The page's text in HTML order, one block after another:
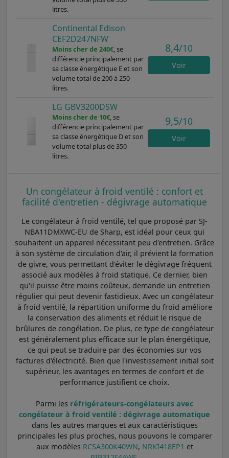
litres.
Continental Edison
CEF2D247NFW
Moins cher de 240€, se
différencie principalement par
sa classe énergétique E et son
volume total de 200 à 250
litres.
8,4/10
Voir
LG GBV3200DSW
Moins cher de 10€, se
différencie principalement par
sa classe énergétique D et son
volume total plus de 350
litres.
9,5/10
Voir
Un congélateur à froid ventilé : confort et
facilité d'entretien - dégivrage automatique
Le congélateur à froid ventilé, tel que proposé par SJ-
NBA11DMXWC-EU de Sharp, est idéal pour ceux qui
souhaitent un appareil nécessitant peu d'entretien. Grâce
à son système de circulation d'air, il prévient la formation
de givre, vous permettant d'éviter le dégivrage fréquent
associé aux modèles à froid statique. Ce dernier, bien
qu'il puisse être moins coûteux, demande un entretien
régulier qui peut devenir fastidieux. Avec un congélateur
à froid ventilé, la répartition uniforme du froid améliore
la conservation des aliments et réduit le risque de
brûlures de congélation. De plus, ce type de congélateur
est généralement plus efficace sur le plan énergétique,
ce qui peut se traduire par des économies sur vos
factures d'électricité. Bien que l'investissement initial soit
supérieur, les avantages en termes de confort et de
performance justifient ce choix.
Parmi les réfrigérateurs-congélateurs avec
congélateur à froid ventilé : dégivrage automatique
dans les autres marques et aux caractéristiques
principales les plus proches, nous pouvons le comparer
aux modèles RCSA300K40WN, NRKI418EP1 et